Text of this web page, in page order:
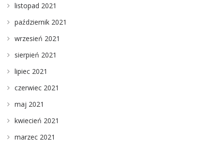
listopad 2021
październik 2021
wrzesień 2021
sierpień 2021
lipiec 2021
czerwiec 2021
maj 2021
kwiecień 2021
marzec 2021